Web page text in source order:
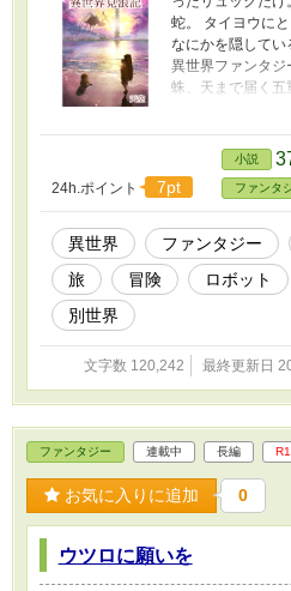
蛇。 タイヨウに
なにかを隠して
異世界ファンタ
蛛、天まで届く
不気味で神秘的
不安定な世界。
きる人々の生活
い悩みも多い。
わり、その想いを
を考えるが、ツ
うで…… タイヨウ
一匹の旅の行方は
24h.ポイント 7pt
小説
ファンタ
異世界 ファンタジー
旅
冒険 ロボット
別世界
文字数 120,242 最終更新日
ファンタジー 連載中 長編
お気に入りに追加 0
ウツロに願いを